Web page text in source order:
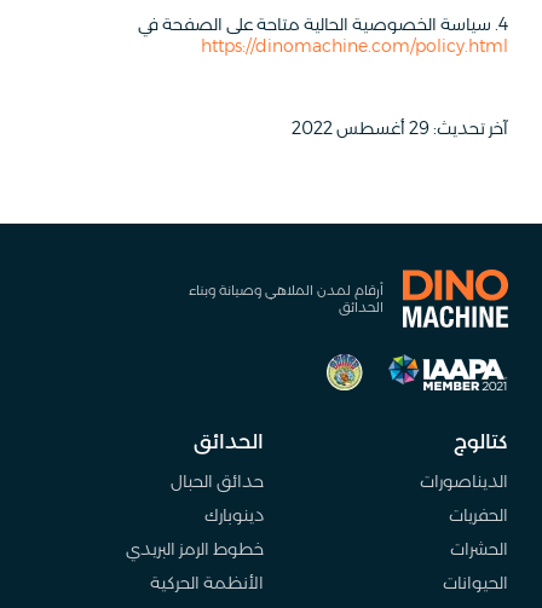
4. سياسة الخصوصية الحالية متاحة على الصفحة في
https://dinomachine.com/policy.html
آخر تحديث: 29 أغسطس 2022
أرقام لمدن الملاهي وصيانة وبناء
الحدائق
كتالوج
الديناصورات
الحفريات
الحشرات
الحيوانات
الحدائق
حدائق الحبال
دينوبارك
خطوط الرمز البريدي
الأنظمة الحركية